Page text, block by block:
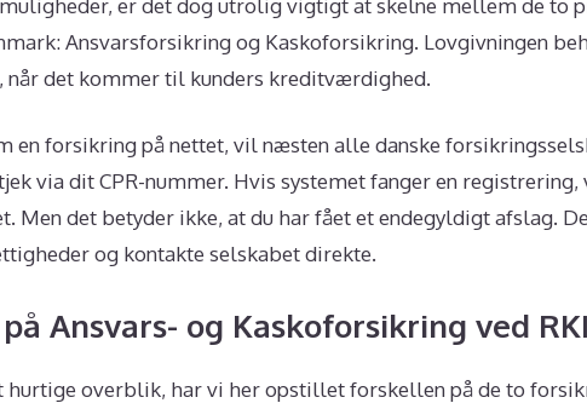
Ansvarsforsikring og Kaskoforsikring. Lovgivningen
det kommer til kunders kreditværdighed.
en forsikring på nettet, vil næsten alle danske
via dit CPR-nummer. Hvis systemet fanger en registrering,
Men det betyder ikke, at du har fået et endegyldigt afslag.
og kontakte selskabet direkte.
Ansvars- og Kaskoforsikring ved RKI
hurtige overblik, har vi her opstillet forskellen på de to